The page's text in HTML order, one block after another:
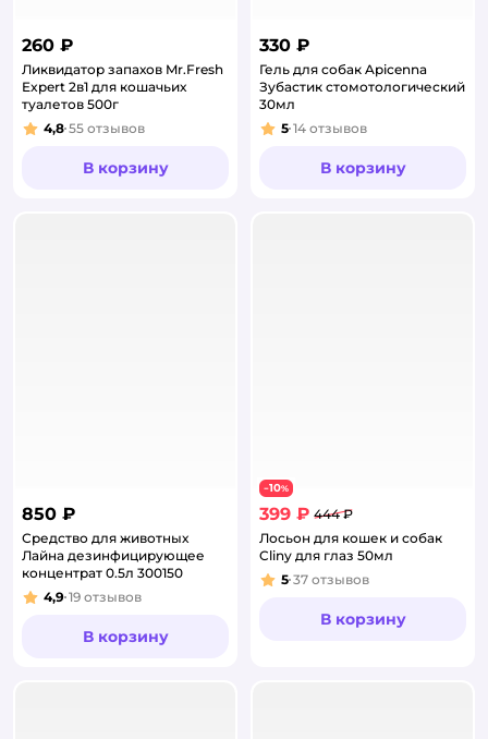
260 ₽
Ликвидатор запахов Mr.Fresh
Expert 2в1 для кошачьих
туалетов 500г
Рейтинг:
4,8 55 отзывов
В корзину
330 ₽
Гель для собак Apicenna
Зубастик стомотологический
30мл
Рейтинг:
5 14 отзывов
В корзину
850 ₽
Средство для животных
Лайна дезинфицирующее
концентрат 0.5л 300150
Рейтинг:
4,9 19 отзывов
В корзину
−10%
399 ₽ 444 ₽
Лосьон для кошек и собак
Cliny для глаз 50мл
Рейтинг:
5 37 отзывов
В корзину